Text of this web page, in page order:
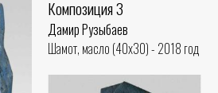
Композиция 3
Дамир Рузыбаев
Шамот, масло (40x30) - 2018 год